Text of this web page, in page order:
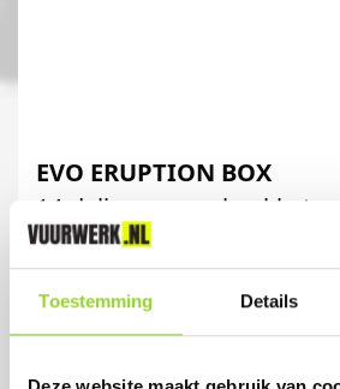
Toestemming Details
EVO ERUPTION BOX
14-delig vuurwerkpakket